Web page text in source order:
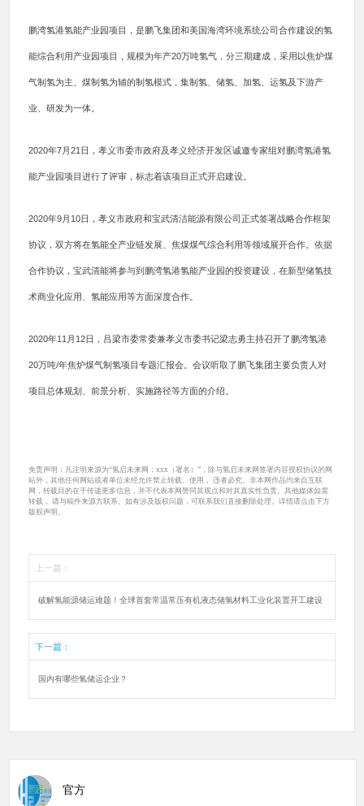
鹏湾氢港氢能产业园项目，是鹏飞集团和美国海湾环境系统公司合作建设的氢
能综合利用产业园项目，规模为年产20万吨氢气，分三期建成，采用以焦炉煤
气制氢为主、煤制氢为辅的制氢模式，集制氢、储氢、加氢、运氢及下游产
业、研发为一体。
2020年7月21日，孝义市委市政府及孝义经济开发区诚邀专家组对鹏湾氢港氢
能产业园项目进行了评审，标志着该项目正式开启建设。
2020年9月10日，孝义市政府和宝武清洁能源有限公司正式签署战略合作框架
协议，双方将在氢能全产业链发展、焦煤煤气综合利用等领域展开合作。依据
合作协议，宝武清能将参与到鹏湾氢港氢能产业园的投资建设，在新型储氢技
术商业化应用、氢能应用等方面深度合作。
2020年11月12日，吕梁市委常委兼孝义市委书记梁志勇主持召开了鹏湾氢港
20万吨/年焦炉煤气制氢项目专题汇报会。会议听取了鹏飞集团主要负责人对
项目总体规划、前景分析、实施路径等方面的介绍。
免责声明：凡注明来源为“氢启未来网：xxx（署名）”，除与氢启未来网签署内容授权协议的网
站外，其他任何网站或者单位未经允许禁止转载、使用， 违者必究。非本网作品均来自互联
网，转载目的在于传递更多信息，并不代表本网赞同其观点和对其真实性负责。其他媒体如需
转载， 请与稿件来源方联系。如有涉及版权问题，可联系我们直接删除处理。详情请点击下方
版权声明。
上一篇：
破解氢能源储运难题！全球首套常温常压有机液态储氢材料工业化装置开工建设
下一篇：
国内有哪些氢储运企业？
官方